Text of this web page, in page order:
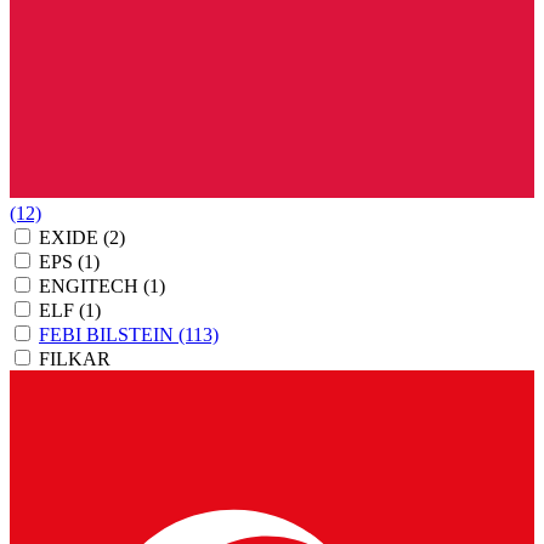
(12)
EXIDE (2)
EPS (1)
ENGITECH (1)
ELF (1)
FEBI BILSTEIN (113)
FILKAR